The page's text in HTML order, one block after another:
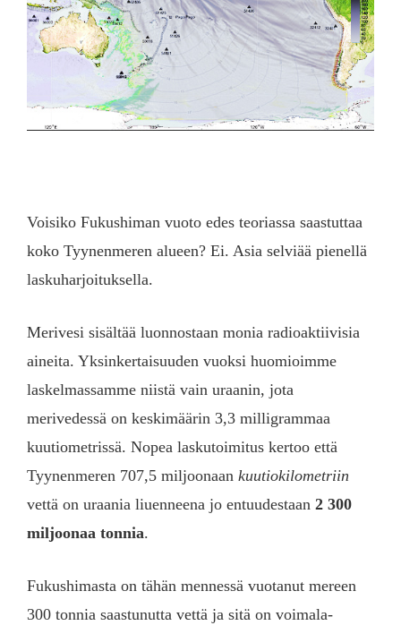
Voisiko Fukushiman vuoto edes teoriassa saastuttaa
koko Tyynenmeren alueen? Ei. Asia selviää pienellä
laskuharjoituksella.
Merivesi sisältää luonnostaan monia radioaktiivisia
aineita. Yksinkertaisuuden vuoksi huomioimme
laskelmassamme niistä vain uraanin, jota
merivedessä on keskimäärin 3,3 milligrammaa
kuutiometrissä. Nopea laskutoimitus kertoo että
Tyynenmeren 707,5 miljoonaan kuutiokilometriin
vettä on uraania liuenneena jo entuudestaan 2 300
miljoonaa tonnia.
Fukushimasta on tähän mennessä vuotanut mereen
300 tonnia saastunutta vettä ja sitä on voimala-